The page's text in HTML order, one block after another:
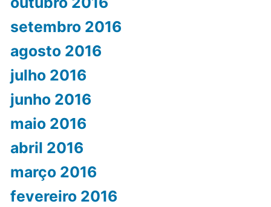
setembro 2016
agosto 2016
julho 2016
junho 2016
maio 2016
abril 2016
março 2016
fevereiro 2016